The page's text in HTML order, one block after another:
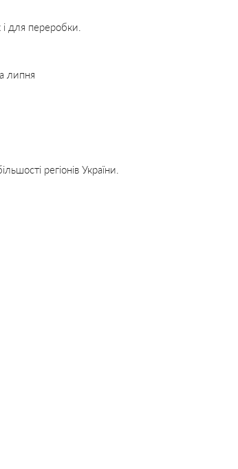
для переробки.
липня
регіонів України.